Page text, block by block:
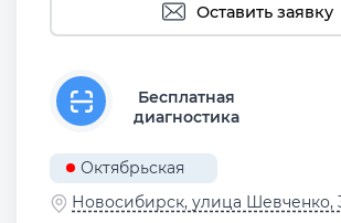
Оставить заявку
Бесплатная
диагностика
Октябрьская
Новосибирск, улица Шевченко,